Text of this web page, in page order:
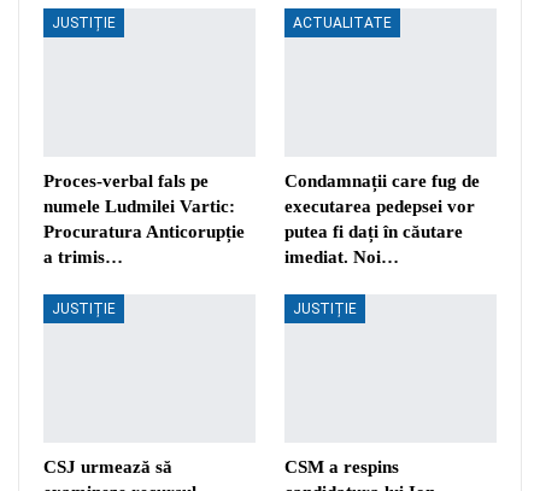
JUSTIȚIE
Proces-verbal fals pe
numele Ludmilei Vartic:
Procuratura Anticorupție
a trimis…
ACTUALITATE
Condamnații care fug de
executarea pedepsei vor
putea fi dați în căutare
imediat. Noi…
JUSTIȚIE
CSJ urmează să
JUSTIȚIE
CSM a respins